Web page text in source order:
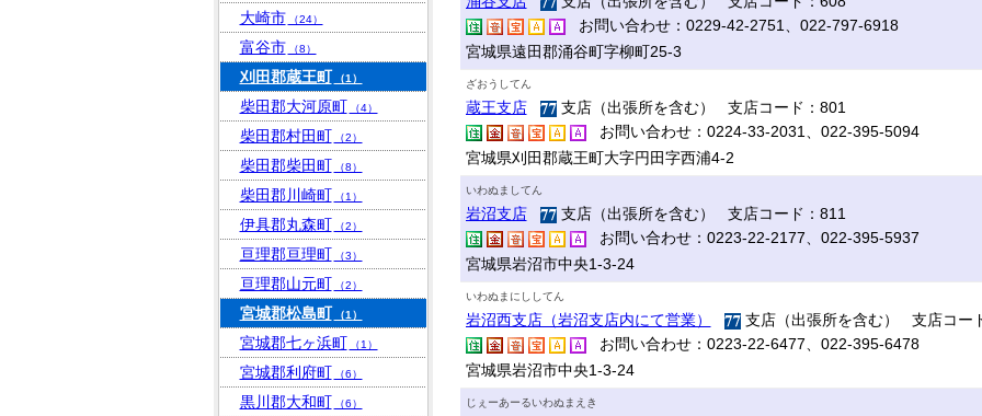
お問い合わせ：0229-42-2751、022-797-6918
宮城県遠田郡涌谷町字柳町25-3
ざおうしてん
蔵王支店
支店（出張所を含む） 支店コード：801
お問い合わせ：0224-33-2031、022-395-5094
宮城県刈田郡蔵王町大字円田字西浦4-2
いわぬましてん
岩沼支店
支店（出張所を含む） 支店コード：811
お問い合わせ：0223-22-2177、022-395-5937
宮城県岩沼市中央1-3-24
いわぬまにししてん
岩沼西支店（岩沼支店内にて営業）
支店（出張所を含む） 支店コー
お問い合わせ：0223-22-6477、022-395-6478
宮城県岩沼市中央1-3-24
じぇーあーるいわぬまえき
大崎市 （24）
富谷市 （8）
刈田郡蔵王町 （1）
柴田郡大河原町 （4）
柴田郡村田町 （2）
柴田郡柴田町 （8）
柴田郡川崎町 （1）
伊具郡丸森町 （2）
亘理郡亘理町 （3）
亘理郡山元町 （2）
宮城郡松島町 （1）
宮城郡七ヶ浜町 （1）
宮城郡利府町 （6）
黒川郡大和町 （6）